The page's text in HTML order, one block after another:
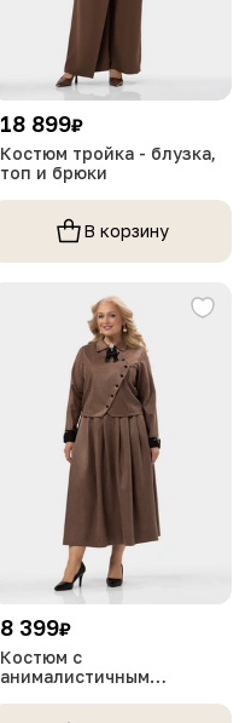
18 899₽
Костюм тройка - блузка,
топ и брюки
В корзину
8 399₽
Костюм с
анималистичным